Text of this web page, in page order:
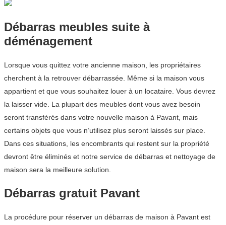
Débarras meubles suite à
déménagement
Lorsque vous quittez votre ancienne maison, les propriétaires
cherchent à la retrouver débarrassée. Même si la maison vous
appartient et que vous souhaitez louer à un locataire. Vous devrez
la laisser vide. La plupart des meubles dont vous avez besoin
seront transférés dans votre nouvelle maison à Pavant, mais
certains objets que vous n’utilisez plus seront laissés sur place.
Dans ces situations, les encombrants qui restent sur la propriété
devront être éliminés et notre service de débarras et nettoyage de
maison sera la meilleure solution.
Débarras gratuit Pavant
La procédure pour réserver un débarras de maison à Pavant est